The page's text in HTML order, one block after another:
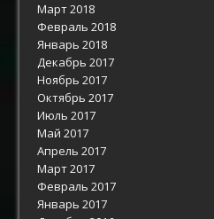
Март 2018
Февраль 2018
Январь 2018
Декабрь 2017
Ноябрь 2017
Октябрь 2017
Июль 2017
Май 2017
Апрель 2017
Март 2017
Февраль 2017
Январь 2017